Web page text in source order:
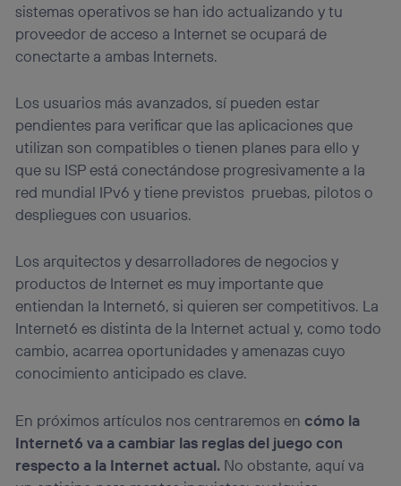
sistemas operativos se han ido actualizando y tu
proveedor de acceso a Internet se ocupará de
conectarte a ambas Internets.
Los usuarios más avanzados, sí pueden estar
pendientes para verificar que las aplicaciones que
utilizan son compatibles o tienen planes para ello y
que su ISP está conectándose progresivamente a la
red mundial IPv6 y tiene previstos pruebas, pilotos o
despliegues con usuarios.
Los arquitectos y desarrolladores de negocios y
productos de Internet es muy importante que
entiendan la Internet6, si quieren ser competitivos. La
Internet6 es distinta de la Internet actual y, como todo
cambio, acarrea oportunidades y amenazas cuyo
conocimiento anticipado es clave.
En próximos artículos nos centraremos en cómo la
Internet6 va a cambiar las reglas del juego con
respecto a la Internet actual. No obstante, aquí va